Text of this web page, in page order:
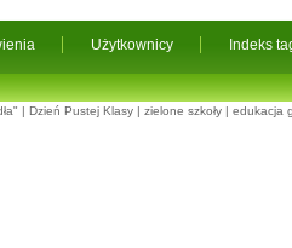
Użytkownicy Indeks
| Dzień Pustej Klasy | zielone szkoły | edukacja